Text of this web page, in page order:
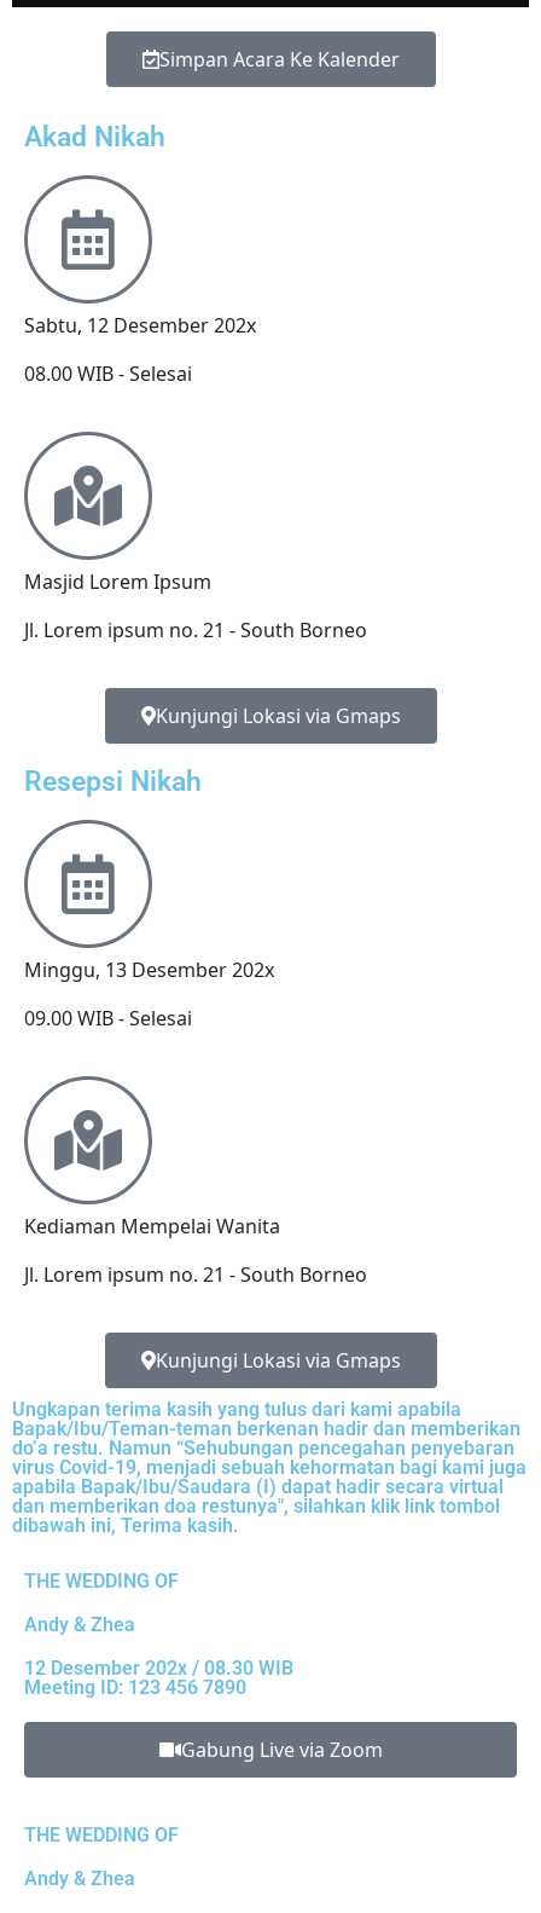
Simpan Acara Ke Kalender
Akad Nikah
Sabtu, 12 Desember 202x
08.00 WIB - Selesai
Masjid Lorem Ipsum
Jl. Lorem ipsum no. 21 - South Borneo
Kunjungi Lokasi via Gmaps
Resepsi Nikah
Minggu, 13 Desember 202x
09.00 WIB - Selesai
Kediaman Mempelai Wanita
Jl. Lorem ipsum no. 21 - South Borneo
Kunjungi Lokasi via Gmaps
Ungkapan terima kasih yang tulus dari kami apabila
Bapak/Ibu/Teman-teman berkenan hadir dan memberikan
do’a restu. Namun “Sehubungan pencegahan penyebaran
virus Covid-19, menjadi sebuah kehormatan bagi kami juga
apabila Bapak/Ibu/Saudara (I) dapat hadir secara virtual
dan memberikan doa restunya", silahkan klik link tombol
dibawah ini, Terima kasih.
THE WEDDING OF
Andy & Zhea
12 Desember 202x / 08.30 WIB
Meeting ID: 123 456 7890
Gabung Live via Zoom
THE WEDDING OF
Andy & Zhea